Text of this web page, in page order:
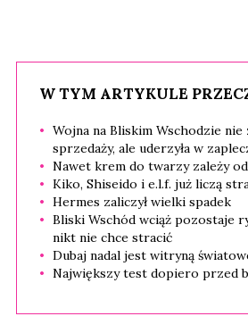
W TYM ARTYKULE
Wojna na Bliskim Wschodzie nie
sprzedaży, ale uderzyła w
Nawet krem do twarzy zależy
Kiko, Shiseido i e.l.f. już liczą
Hermes zaliczył wielki spadek
Bliski Wschód wciąż pozostaje
nikt nie chce stracić
Dubaj nadal jest witryną
Największy test dopiero przed